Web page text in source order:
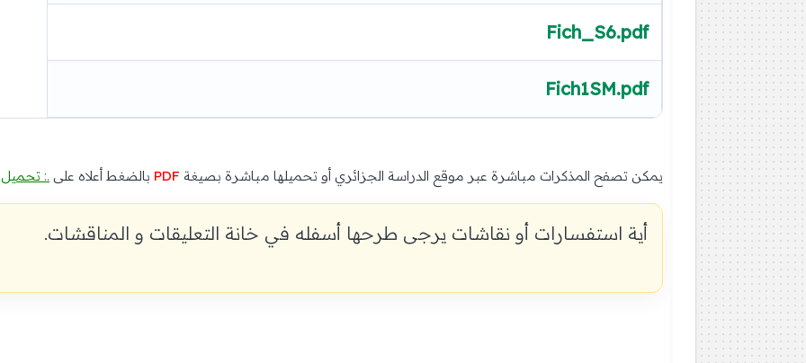
Fich_S6.pdf
Fich1SM.pdf
يمكن تصفح المذكرات مباشرة عبر موقع الدراسة الجزائري أو تحميلها مباشرة بصيغة PDF بالضغط أعلاه على .:
أية استفسارات أو نقاشات يرجى طرحها أسفله في خانة التعليقات و المناقشات.